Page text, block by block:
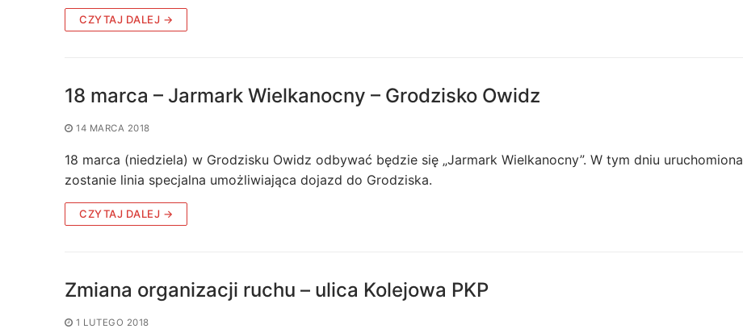
CZYTAJ DALEJ →
18 marca – Jarmark Wielkanocny – Grodzisko Owidz
14 MARCA 2018
18 marca (niedziela) w Grodzisku Owidz odbywać będzie się „Jarmark Wielkanocny”. W tym dniu uruchomiona
zostanie linia specjalna umożliwiająca dojazd do Grodziska.
CZYTAJ DALEJ →
Zmiana organizacji ruchu – ulica Kolejowa PKP
1 LUTEGO 2018